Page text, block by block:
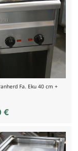
Fa. Eku 40 cm +
€